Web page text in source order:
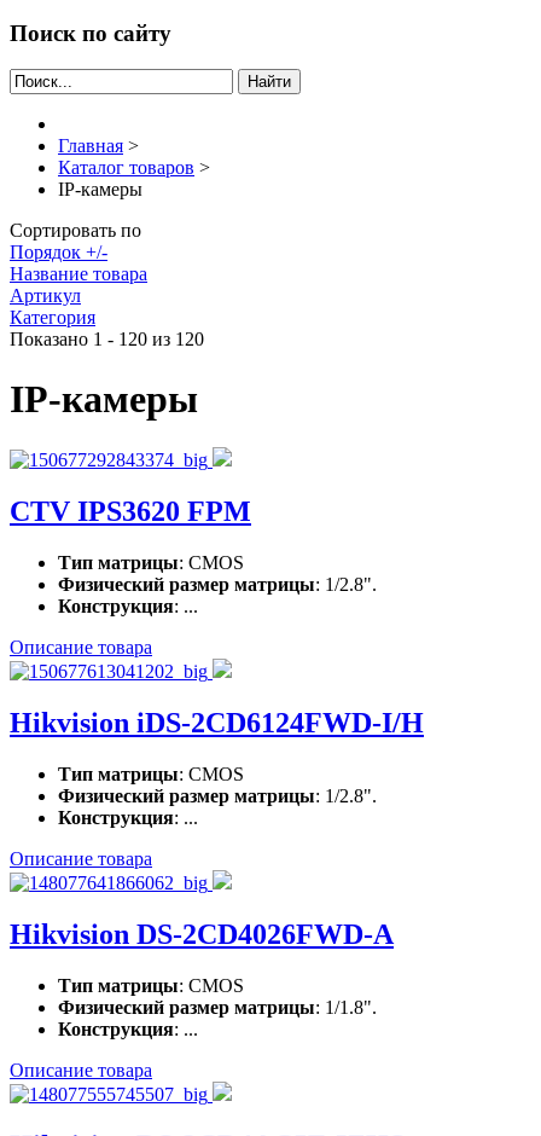
Поиск по сайту
Найти
Главная >
Каталог товаров >
IP-камеры
Сортировать по
Порядок +/-
Название товара
Артикул
Категория
Показано 1 - 120 из 120
IP-камеры
CTV IPS3620 FPM
Тип матрицы: CMOS
Физический размер матрицы: 1/2.8".
Конструкция: ...
Описание товара
Hikvision iDS-2CD6124FWD-I/H
Тип матрицы: CMOS
Физический размер матрицы: 1/2.8".
Конструкция: ...
Описание товара
Hikvision DS-2CD4026FWD-A
Тип матрицы: CMOS
Физический размер матрицы: 1/1.8".
Конструкция: ...
Описание товара